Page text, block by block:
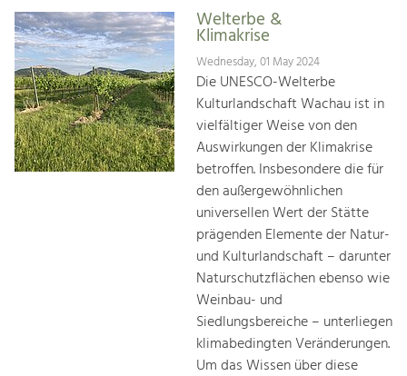
Increase in Regional Value Added.Welterbe &
Klimakrise
Wednesday, 01 May 2024
Die UNESCO-Welterbe
Kulturlandschaft Wachau ist in
vielfältiger Weise von den
Auswirkungen der Klimakrise
betroffen. Insbesondere die für
den außergewöhnlichen
universellen Wert der Stätte
prägenden Elemente der Natur-
und Kulturlandschaft – darunter
Naturschutzflächen ebenso wie
Weinbau- und
Siedlungsbereiche – unterliegen
klimabedingten Veränderungen.
Um das Wissen über diese